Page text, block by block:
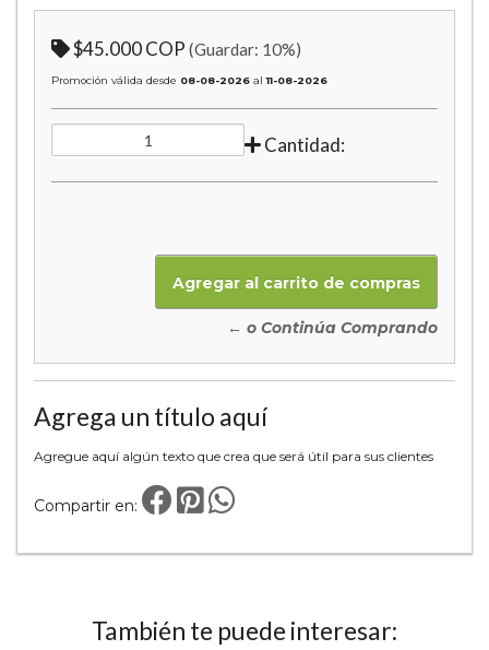
$45.000 COP (Guardar: 10%)
Promoción válida desde 08-08-2026 al11-08-2026
Cantidad:
← o Continúa Comprando
Agrega un título aquí
Agregue aquí algún texto que crea que será útil para sus clientes
Compartir en:
También te puede interesar: